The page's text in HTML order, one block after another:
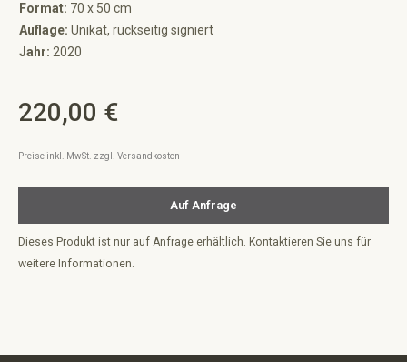
Format: 70 x 50 cm
Auflage: Unikat, rückseitig signiert
Jahr: 2020
Regulärer Preis:
220,00 €
Preise inkl. MwSt. zzgl. Versandkosten
Auf Anfrage
Dieses Produkt ist nur auf Anfrage erhältlich. Kontaktieren Sie uns für
weitere Informationen.